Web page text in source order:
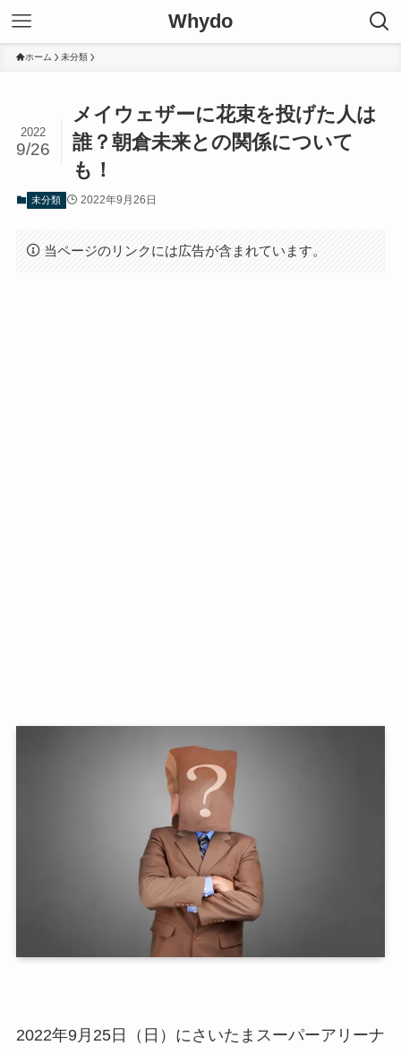
Whydo
ホーム 未分類
メイウェザーに花束を投げた人は
誰？朝倉未来との関係について
も！
2022
9/26
未分類 2022年9月26日
当ページのリンクには広告が含まれています。
2022年9月25日（日）にさいたまスーパーアリーナ